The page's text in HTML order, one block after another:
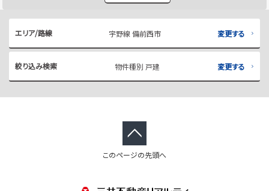
エリア/路線 宇野線 備前西市 変更する
絞り込み検索 物件種別 戸建 変更する
このページの先頭へ